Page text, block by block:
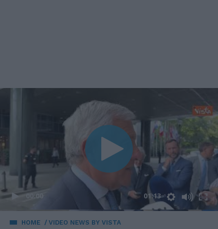
00:00 01:13
HOME VIDEO NEWS BY VISTA